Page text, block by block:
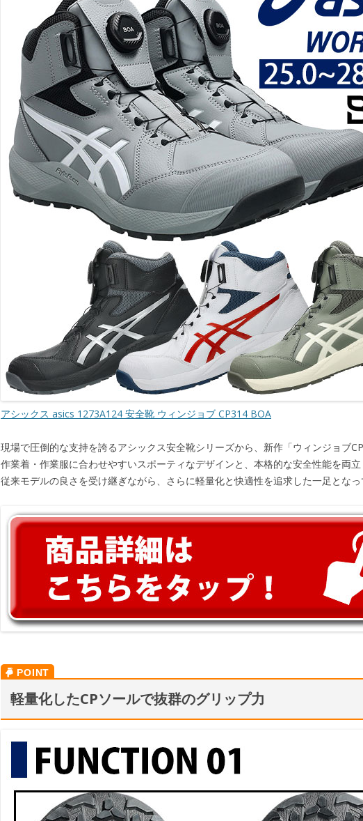
アシックス asics 1273A124 安全靴 ウィンジョブ CP314 BOA
現場で圧倒的な支持を誇るアシックス安全靴シリーズから、新作「ウィンジョブ
作業着・作業服に合わせやすいスポーティなデザインと、本格的な安全性能を両立
従来モデルの良さを受け継ぎながら、さらに軽量化と快適性を追求した一足となっ
軽量化したCPソールで抜群のグリップ力